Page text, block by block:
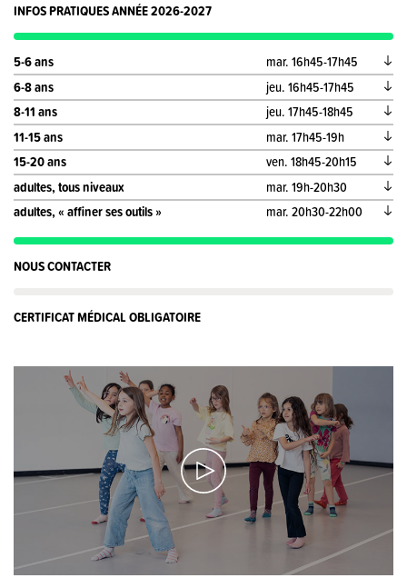
INFOS PRATIQUES ANNÉE 2026-2027
5-6 ans
mar. 16h45-17h45
6-8 ans
jeu. 16h45-17h45
8-11 ans
jeu. 17h45-18h45
11-15 ans
mar. 17h45-19h
15-20 ans
ven. 18h45-20h15
adultes, tous niveaux
mar. 19h-20h30
adultes, « affiner ses outils »
mar. 20h30-22h00
NOUS CONTACTER
CERTIFICAT MÉDICAL OBLIGATOIRE